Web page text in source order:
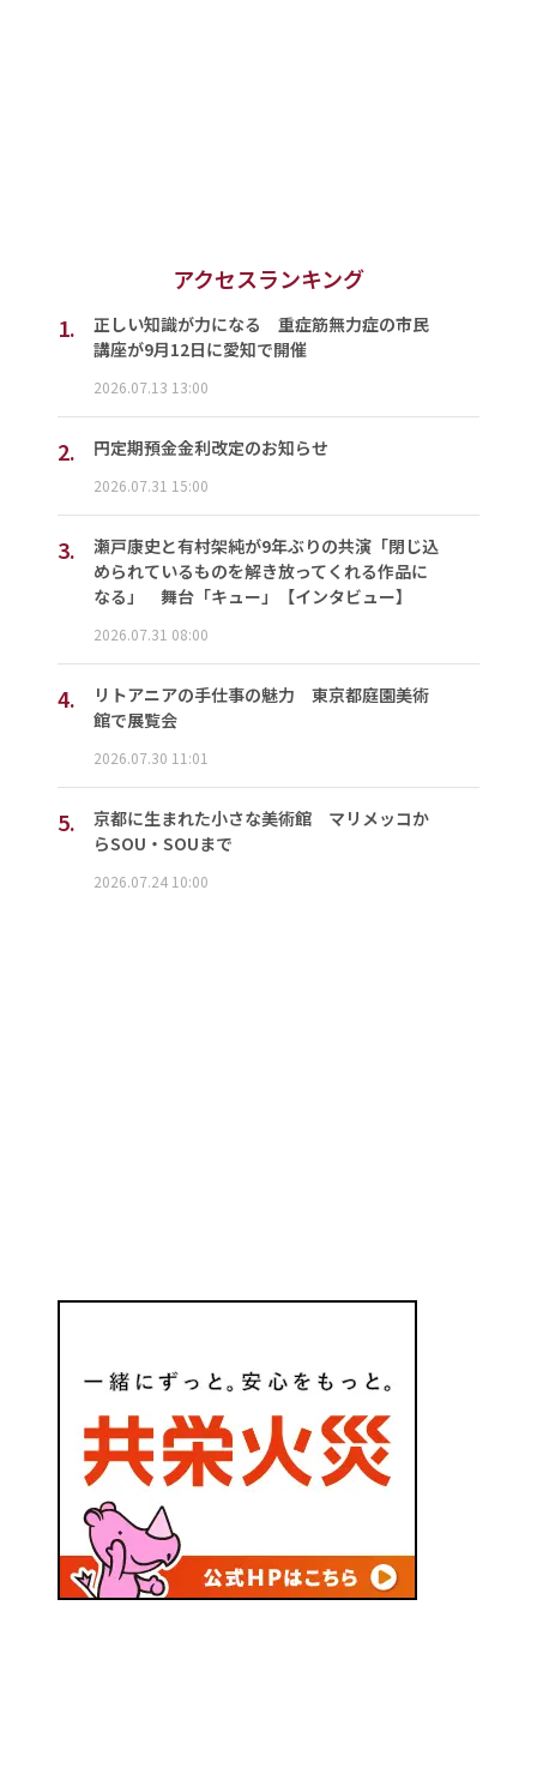
アクセスランキング
1.
正しい知識が力になる 重症筋無力症の市民
講座が9月12日に愛知で開催
2026.07.13 13:00
2. 円定期預金金利改定のお知らせ
2026.07.31 15:00
3.
瀬戸康史と有村架純が9年ぶりの共演「閉じ込
められているものを解き放ってくれる作品に
なる」 舞台「キュー」【インタビュー】
2026.07.31 08:00
4.
リトアニアの手仕事の魅力 東京都庭園美術
館で展覧会
2026.07.30 11:01
5.
京都に生まれた小さな美術館 マリメッコか
らSOU・SOUまで
2026.07.24 10:00